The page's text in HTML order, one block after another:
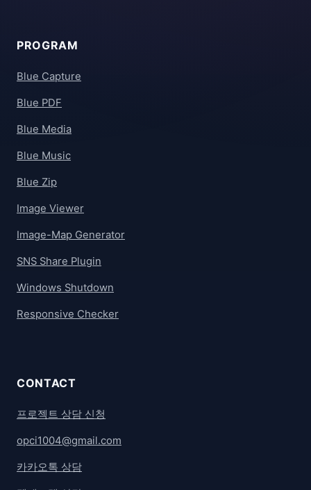
PROGRAM
Blue Capture
Blue PDF
Blue Media
Blue Music
Blue Zip
Image Viewer
Image-Map Generator
SNS Share Plugin
Windows Shutdown
Responsive Checker
CONTACT
프로젝트 상담 신청
opci1004@gmail.com
카카오톡 상담